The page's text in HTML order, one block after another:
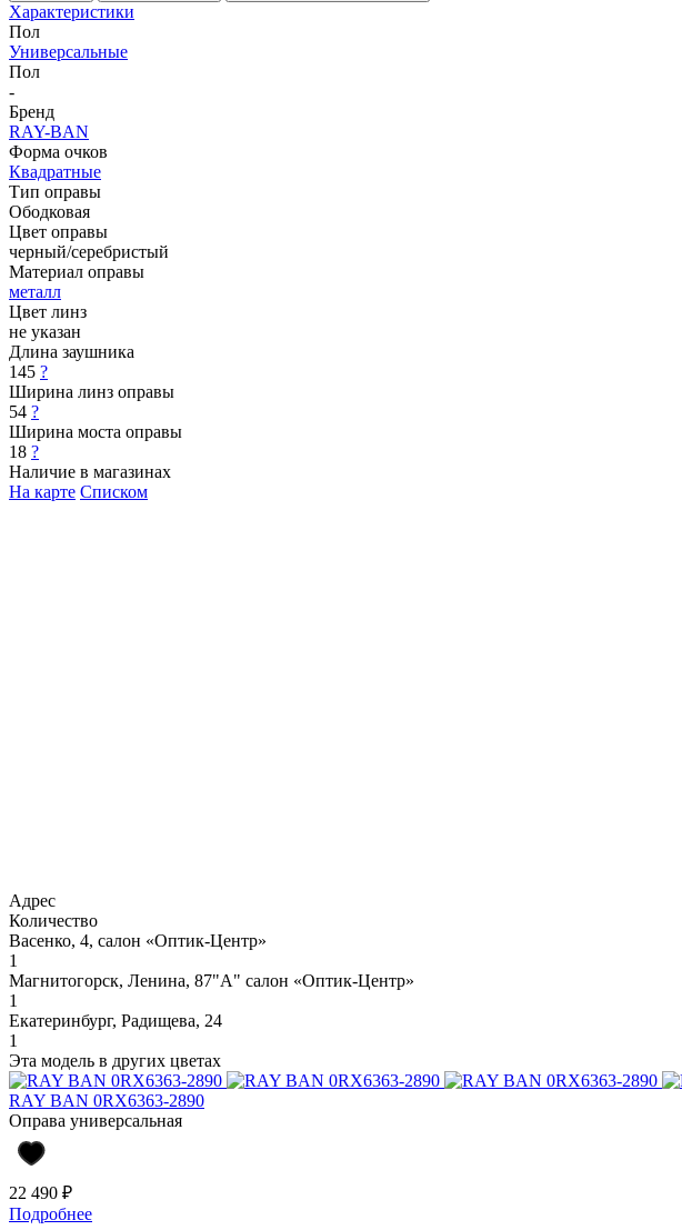
Характеристики
Пол
Универсальные
Пол
-
Бренд
RAY-BAN
Форма очков
Квадратные
Тип оправы
Ободковая
Цвет оправы
черный/серебристый
Материал оправы
металл
Цвет линз
не указан
Длина заушника
145 ?
Ширина линз оправы
54 ?
Ширина моста оправы
18 ?
Наличие в магазинах
На карте Списком
Адрес
Количество
Васенко, 4, салон «Оптик-Центр»
1
Магнитогорск, Ленина, 87"А" салон «Оптик-Центр»
1
Екатеринбург, Радищева, 24
1
Эта модель в других цветах
RAY BAN 0RX6363-2890
Оправа универсальная
22 490 ₽
Подробнее